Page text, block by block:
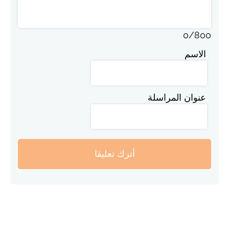
0/800
الاسم
عنوان المراسلة
أترك تعليقا